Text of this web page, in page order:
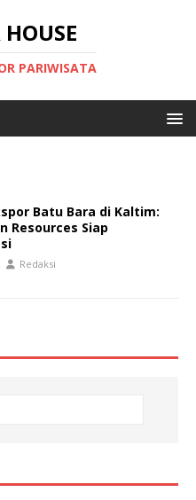
PARIWISATA
Batu Bara di Kaltim:
Resources Siap
Redaksi